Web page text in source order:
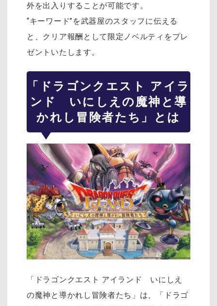
外を出入りすることが可能です。
“キーワード”を武器屋のスタッフに伝える
と、クリア報酬として限定ノベルティをプレ
ゼントいたします。
「ドラゴンクエスト アイラ
ンド いにしえの魔神と導
かれし冒険者たち」とは
「ドラゴンクエスト アイランド いにしえ
の魔神と導かれし冒険者たち」は、「ドラゴ